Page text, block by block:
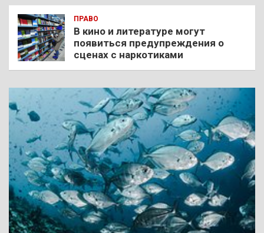
ПРАВО
В кино и литературе могут
появиться предупреждения о
сценах с наркотиками